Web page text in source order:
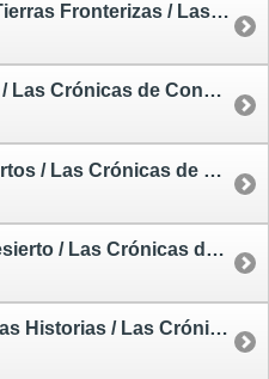
Saqueadores en las Tierras Fronterizas / Las Crónicas de Conan 22 - cómic
Amanecer de Sangre / Las Crónicas de Conan 25 - cómic
La Legión de los Muertos / Las Crónicas de Conan 26 - cómic
Como la Arena del Desierto / Las Crónicas de Conan 27 - cómic
¡Hielo y Sangre! y Otras Historias / Las Crónicas de Conan 28 - cómic